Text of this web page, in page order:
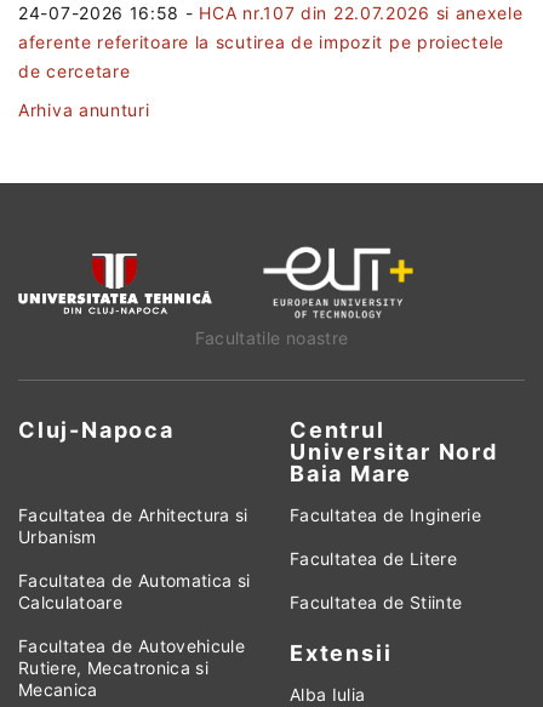
24-07-2026 16:58 - HCA nr.107 din 22.07.2026 si anexele
aferente referitoare la scutirea de impozit pe proiectele
de cercetare
Arhiva anunturi
Facultatile noastre
Cluj-Napoca
Centrul
Universitar Nord
Baia Mare
Facultatea de Arhitectura si
Urbanism
Facultatea de Automatica si
Calculatoare
Facultatea de Autovehicule
Rutiere, Mecatronica si
Mecanica
Facultatea de Inginerie
Facultatea de Litere
Facultatea de Stiinte
Extensii
Alba Iulia